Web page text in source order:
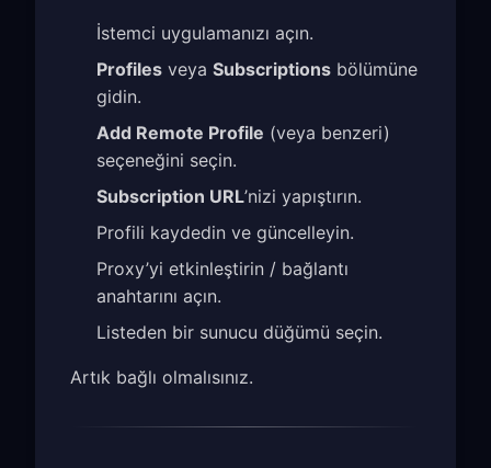
İstemci uygulamanızı açın.
Profiles veya Subscriptions bölümüne
gidin.
Add Remote Profile (veya benzeri)
seçeneğini seçin.
Subscription URL’nizi yapıştırın.
Profili kaydedin ve güncelleyin.
Proxy’yi etkinleştirin / bağlantı
anahtarını açın.
Listeden bir sunucu düğümü seçin.
Artık bağlı olmalısınız.